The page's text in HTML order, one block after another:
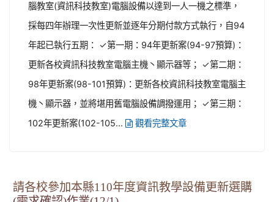
腦教室(資訊科技教室)電腦設備以達到一人一機之標準，
採每四年辦理一次性更新並逐年分期付款方式執行，自94
年起已執行五期： ✓第一期：94年更新案(94-97預算)：
更新各校資訊科技教室電腦主機丶顯示器等； ✓第二期：
98年更新案(98-101預算)：更新各校資訊科技教室電腦主
機丶顯示器，並將堪用舊電腦設備調撥運用； ✓第三期：
102年更新案(102-105...
觀看完整文章
請各校參加本縣110年度資訊教學設備更新選購